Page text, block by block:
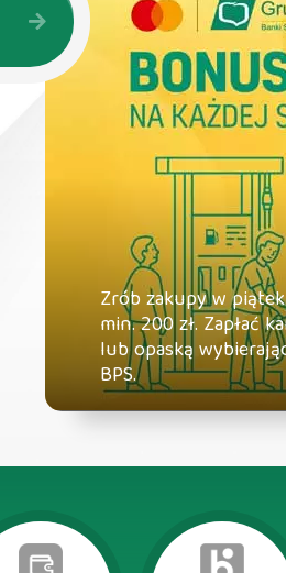
Zrób zakupy w
min. 200 zł. Zapłać
lub opaską
BPS.